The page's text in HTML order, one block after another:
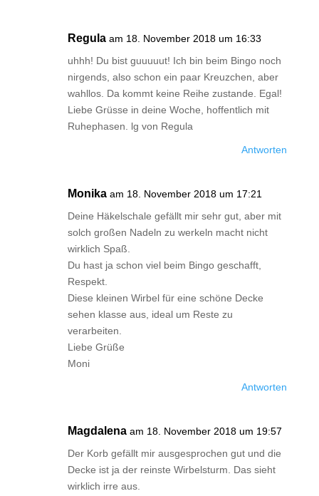
Regula am 18. November 2018 um 16:33
uhhh! Du bist guuuuut! Ich bin beim Bingo noch
nirgends, also schon ein paar Kreuzchen, aber
wahllos. Da kommt keine Reihe zustande. Egal!
Liebe Grüsse in deine Woche, hoffentlich mit
Ruhephasen. lg von Regula
Antworten
Monika am 18. November 2018 um 17:21
Deine Häkelschale gefällt mir sehr gut, aber mit
solch großen Nadeln zu werkeln macht nicht
wirklich Spaß.
Du hast ja schon viel beim Bingo geschafft,
Respekt.
Diese kleinen Wirbel für eine schöne Decke
sehen klasse aus, ideal um Reste zu
verarbeiten.
Liebe Grüße
Moni
Antworten
Magdalena am 18. November 2018 um 19:57
Der Korb gefällt mir ausgesprochen gut und die
Decke ist ja der reinste Wirbelsturm. Das sieht
wirklich irre aus.